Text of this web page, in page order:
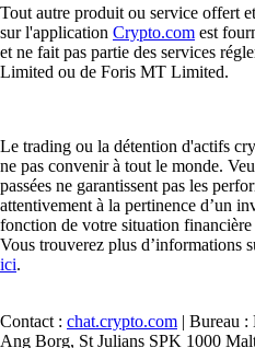
Tout autre produit ou service offert
sur l'application Crypto.com est
et ne fait pas partie des services
Limited ou de Foris MT Limited.
Le trading ou la détention d'actifs
ne pas convenir à tout le monde.
passées ne garantissent pas les
attentivement à la pertinence d’un
fonction de votre situation
Vous trouverez plus d’informations
ici.
Contact : chat.crypto.com | Bureau
Ang Borg, St Julians SPK 1000